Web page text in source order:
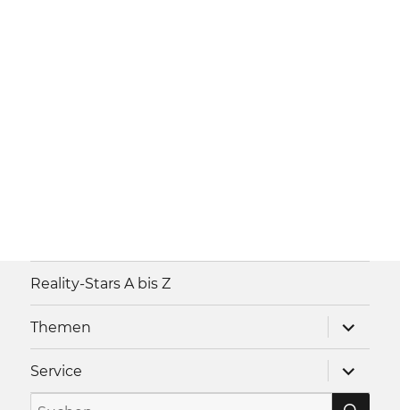
Reality-Stars A bis Z
Themen
anzeigen
Service
anzeigen
Suche